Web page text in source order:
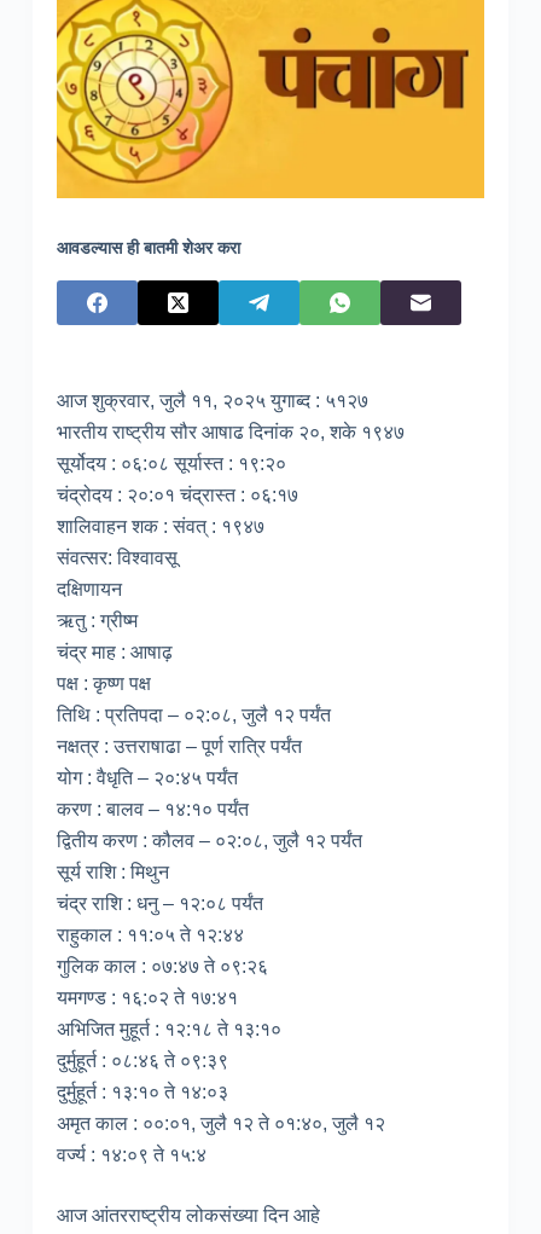
आवडल्यास ही बातमी शेअर करा
आज शुक्रवार, जुलै ११, २०२५ युगाब्द : ५१२७
भारतीय राष्ट्रीय सौर आषाढ दिनांक २०, शके १९४७
सूर्योदय : ०६:०८ सूर्यास्त : १९:२०
चंद्रोदय : २०:०१ चंद्रास्त : ०६:१७
शालिवाहन शक : संवत् : १९४७
संवत्सर: विश्वावसू
दक्षिणायन
ऋतु : ग्रीष्म
चंद्र माह : आषाढ़
पक्ष : कृष्ण पक्ष
तिथि : प्रतिपदा – ०२:०८, जुलै १२ पर्यंत
नक्षत्र : उत्तराषाढा – पूर्ण रात्रि पर्यंत
योग : वैधृति – २०:४५ पर्यंत
करण : बालव – १४:१० पर्यंत
द्वितीय करण : कौलव – ०२:०८, जुलै १२ पर्यंत
सूर्य राशि : मिथुन
चंद्र राशि : धनु – १२:०८ पर्यंत
राहुकाल : ११:०५ ते १२:४४
गुलिक काल : ०७:४७ ते ०९:२६
यमगण्ड : १६:०२ ते १७:४१
अभिजित मुहूर्त : १२:१८ ते १३:१०
दुर्मुहूर्त : ०८:४६ ते ०९:३९
दुर्मुहूर्त : १३:१० ते १४:०३
अमृत काल : ००:०१, जुलै १२ ते ०१:४०, जुलै १२
वर्ज्य : १४:०९ ते १५:४
आज आंतरराष्ट्रीय लोकसंख्या दिन आहे